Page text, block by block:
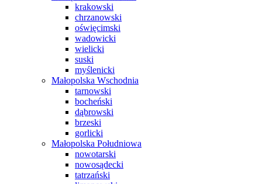
krakowski
chrzanowski
oświęcimski
wadowicki
wielicki
suski
myślenicki
Małopolska Wschodnia
tarnowski
bocheński
dąbrowski
brzeski
gorlicki
Małopolska Południowa
nowotarski
nowosądecki
tatrzański